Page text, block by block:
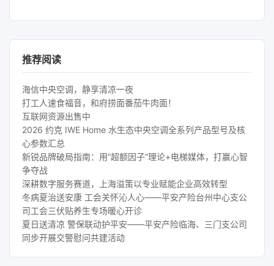
推荐阅读
海信中央空调，静享清凉一夜
打工人速食福音，和府捞面番茄牛肉面！
互联网资源出售中
2026 约克 IWE Home 水生态中央空调全系列产品型号及核
心参数汇总
新锐品牌破局指南：用“超额因子”理论+电梯媒体，打赢心智
争夺战
深耕数字服务赛道，上海溢策以专业赋能企业高效转型
冬病夏治送安康 工会关怀沁人心——平安产险台州中心支公
司工会三伏贴养生专场暖心开诊
夏日送清凉 警保联动护平安——平安产险临海、三门支公司
同步开展交警慰问共建活动